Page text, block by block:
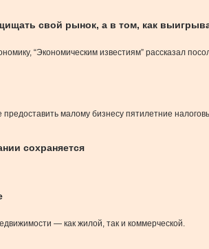
свой рынок, а в том, как
“Экономическим известиям” рассказал
малому бизнесу пятилетние
сохраняется
— как жилой, так и коммерческой.